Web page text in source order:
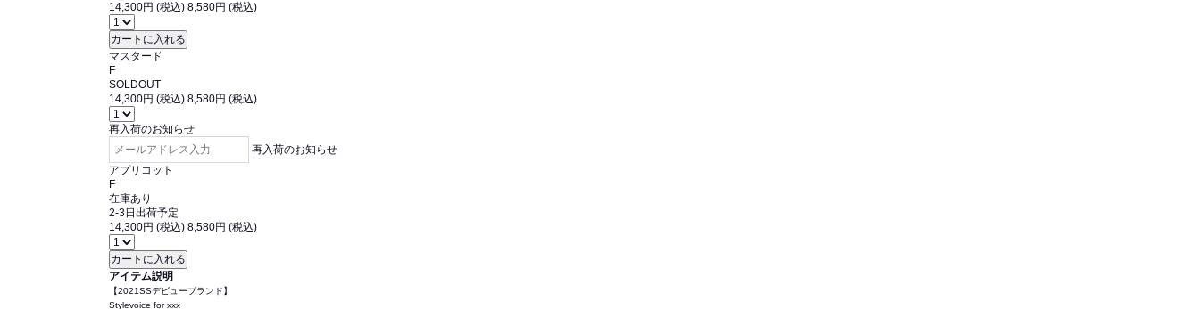
14,300円 (税込) 8,580円 (税込)
マスタード
F
SOLDOUT
14,300円 (税込) 8,580円 (税込)
再入荷のお知らせ
再入荷のお知らせ
アプリコット
F
在庫あり
2-3日出荷予定
14,300円 (税込) 8,580円 (税込)
アイテム説明
【2021SSデビューブランド】
Stylevoice for xxx